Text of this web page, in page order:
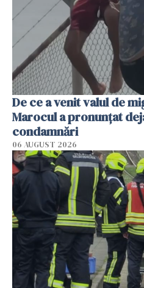
De ce a venit valul de
Marocul a pronunțat
condamnări
06 AUGUST 2026